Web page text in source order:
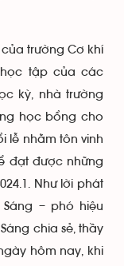
trường Cơ khí
tập của các
kỳ, nhà trường
học bổng cho
lễ nhằm tôn vinh
đạt được những
Như lời phát
Sáng – phó hiệu
chia sẻ, thầy
hôm nay, khi